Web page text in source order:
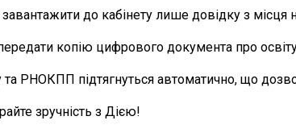
до кабінету лише довідку з місця
копію цифрового документа про
та РНОКПП підтягнуться автоматично, що
зручність з Дією!